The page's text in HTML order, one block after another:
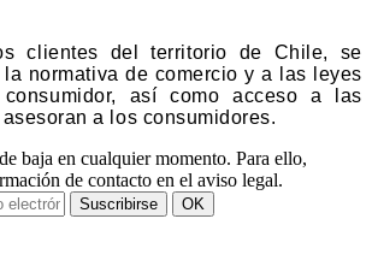
clientes del territorio de Chile, se
normativa de comercio y a las leyes
así como acceso a las
a los consumidores.
baja en cualquier momento. Para ello,
de contacto en el aviso legal.